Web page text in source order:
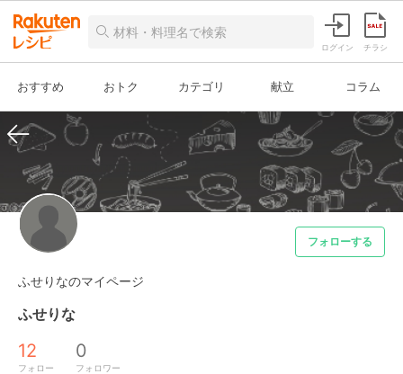
ログイン チラシ
おすすめ おトク カテゴリ 献立 コラム
フォローする
ふせりなのマイページ
ふせりな
12
フォロー
0
フォロワー